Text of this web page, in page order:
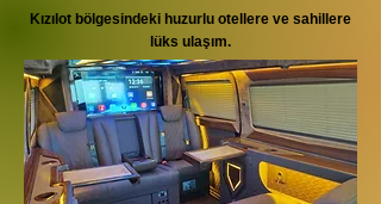
Kızılot bölgesindeki huzurlu otellere ve sahillere
lüks ulaşım.